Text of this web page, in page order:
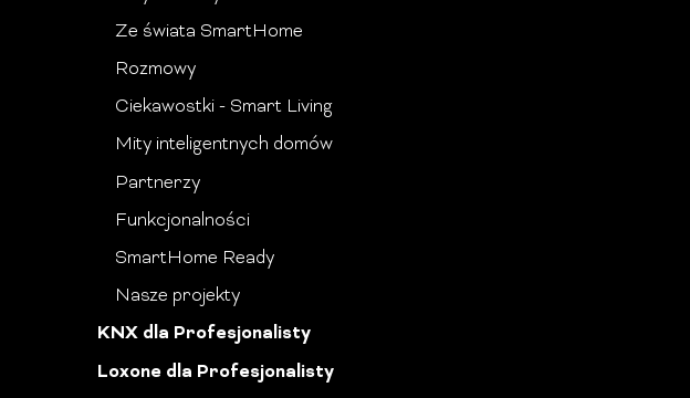
Ze świata SmartHome
Rozmowy
Ciekawostki - Smart Living
Mity inteligentnych domów
Partnerzy
Funkcjonalności
SmartHome Ready
Nasze projekty
KNX dla Profesjonalisty
Loxone dla Profesjonalisty